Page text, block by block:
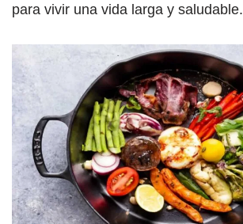
para vivir una vida larga y saludable.